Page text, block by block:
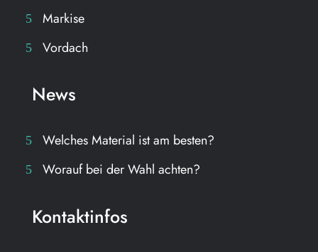
Markise
Vordach
News
Welches Material ist am besten?
Worauf bei der Wahl achten?
Kontaktinfos